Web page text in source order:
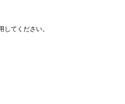
てください。